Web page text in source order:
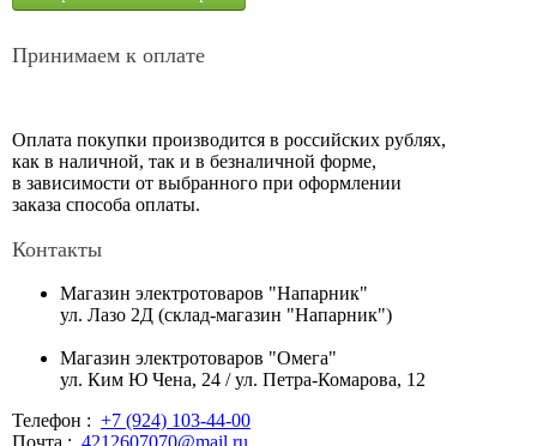
Принимаем к оплате
Оплата покупки производится в российских рублях,
как в наличной, так и в безналичной форме,
в зависимости от выбранного при оформлении
заказа способа оплаты.
Контакты
Магазин электротоваров "Напарник"
ул. Лазо 2Д (склад-магазин "Напарник")
Магазин электротоваров "Омега"
ул. Ким Ю Чена, 24 / ул. Петра-Комарова, 12
Телефон : +7 (924) 103-44-00